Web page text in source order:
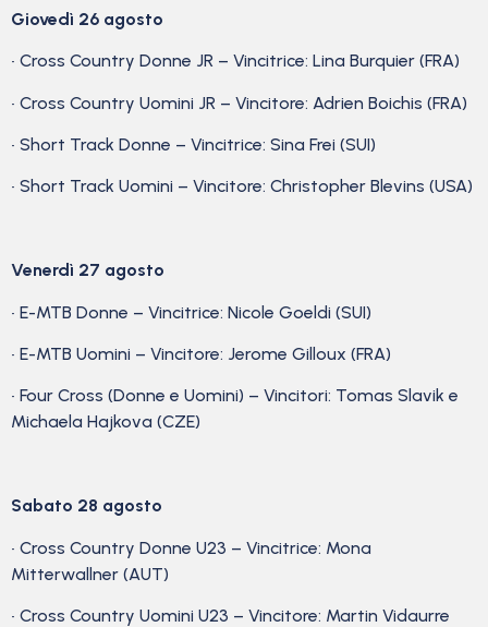
Giovedì 26 agosto
• Cross Country Donne JR – Vincitrice: Lina Burquier (FRA)
• Cross Country Uomini JR – Vincitore: Adrien Boichis (FRA)
• Short Track Donne – Vincitrice: Sina Frei (SUI)
• Short Track Uomini – Vincitore: Christopher Blevins (USA)
Venerdì 27 agosto
• E-MTB Donne – Vincitrice: Nicole Goeldi (SUI)
• E-MTB Uomini – Vincitore: Jerome Gilloux (FRA)
• Four Cross (Donne e Uomini) – Vincitori: Tomas Slavik e
Michaela Hajkova (CZE)
Sabato 28 agosto
• Cross Country Donne U23 – Vincitrice: Mona
Mitterwallner (AUT)
• Cross Country Uomini U23 – Vincitore: Martin Vidaurre